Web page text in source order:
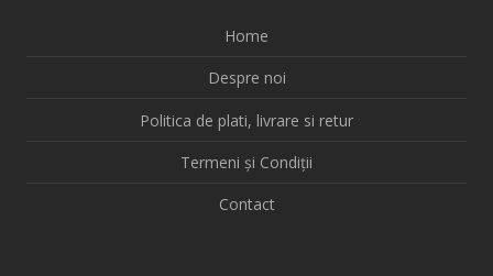
Home
Despre noi
Politica de plati, livrare si retur
Termeni și Condiții
Contact